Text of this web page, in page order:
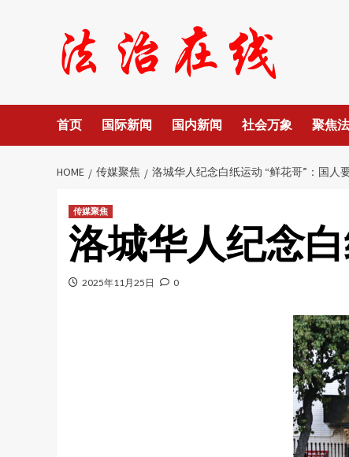
首页 国际新闻 国内新闻 社会万象 聚焦
HOME 传媒聚焦 洛城华人纪念白纸运动 “鲜花哥”：国人
传媒聚焦
洛城华人纪念
2025年11月25日 0